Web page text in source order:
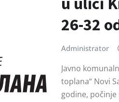
26-32
Administrator
Javno
toplana“ Novi
godine,